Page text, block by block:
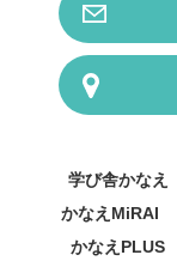
学び舎かなえ
かなえMiRAI
かなえPLUS